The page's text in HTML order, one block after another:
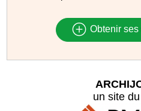
Obtenir
un site